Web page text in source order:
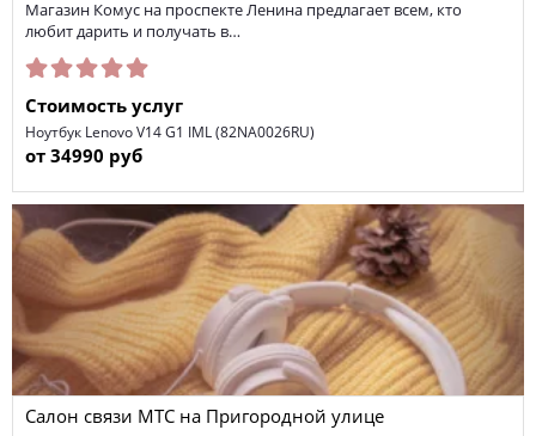
Магазин Комус на проспекте Ленина предлагает всем, кто
любит дарить и получать в…
Стоимость услуг
Ноутбук Lenovo V14 G1 IML (82NA0026RU)
от 34990 руб
Салон связи МТС на Пригородной улице